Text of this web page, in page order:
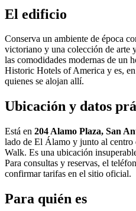
El edificio
Conserva un ambiente de época
victoriano y una colección de arte
las comodidades modernas de un
Historic Hotels of America y es,
quienes se alojan allí.
Ubicación y datos
Está en 204 Alamo Plaza, San
lado de El Álamo y junto al
Walk. Es una ubicación
Para consultas y reservas, el
confirmar tarifas en el sitio oficial.
Para quién es